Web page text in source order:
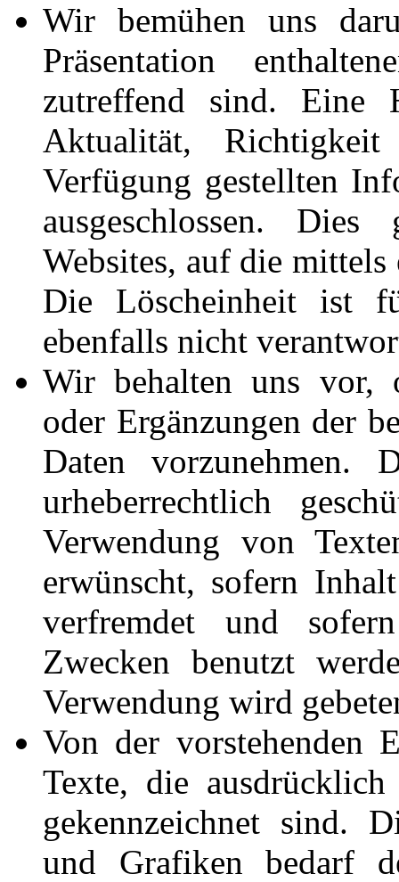
Wir bemühen uns
Präsentation
zutreffend sind. Eine
Aktualität,
Verfügung gestellten
ausgeschlossen.
Websites, auf die
Die Löscheinheit ist
ebenfalls nicht
Wir behalten uns vor,
oder Ergänzungen der
Daten vorzunehmen.
urheberrechtlich
Verwendung von
erwünscht, sofern
verfremdet und
Zwecken benutzt
Verwendung wird
Von der vorstehenden
Texte, die
gekennzeichnet sind.
und Grafiken bedarf